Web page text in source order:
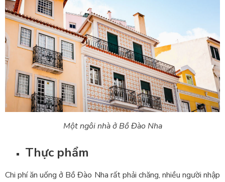
Một ngôi nhà ở Bồ Đào Nha
Thực phẩm
Chi phí ăn uống ở Bồ Đào Nha rất phải chăng, nhiều người nhập